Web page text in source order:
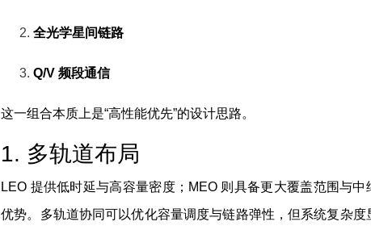
全光学星间链路
Q/V 频段通信
这一组合本质上是“高性能优先”的设计思路。
1. 多轨道布局
LEO 提供低时延与高容量密度；MEO 则具备更大覆盖范围与中
优势。多轨道协同可以优化容量调度与链路弹性，但系统复杂度